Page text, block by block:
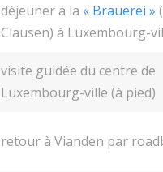
déjeuner à la « Brauerei »
Clausen) à Luxembourg-
visite guidée du centre de
Luxembourg-ville (à pied)
retour à Vianden par